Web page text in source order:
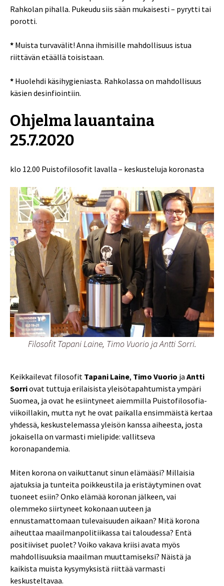
Rahkolan pihalla. Pukeudu siis sään mukaisesti – pyrytti tai
porotti.
* Muista turvavälit! Anna ihmisille mahdollisuus istua
riittävän etäällä toisistaan.
* Huolehdi käsihygieniasta. Rahkolassa on mahdollisuus
käsien desinfiointiin.
Ohjelma lauantaina
25.7.2020
klo 12.00 Puistofilosofit lavalla – keskusteluja koronasta
Filosofit Tapani Laine, Timo Vuorio ja Antti Sorri.
Keikkailevat filosofit Tapani Laine, Timo Vuorio ja Antti
Sorriovat tuttuja erilaisista yleisötapahtumista ympäri
Suomea, ja ovat he esiintyneet aiemmilla Puistofilosofia-
viikoillakin, mutta nyt he ovat paikalla ensimmäistä kertaa
yhdessä, keskustelemassa yleisön kanssa aiheesta, josta
jokaisella on varmasti mielipide: vallitseva
koronapandemia.
Miten korona on vaikuttanut sinun elämääsi? Millaisia
ajatuksia ja tunteita poikkeustila ja eristäytyminen ovat
tuoneet esiin? Onko elämää koronan jälkeen, vai
olemmeko siirtyneet kokonaan uuteen ja
ennustamattomaan tulevaisuuden aikaan? Mitä korona
aiheuttaa maailmanpolitiikassa tai taloudessa? Entä
positiiviset puolet? Voiko vakava kriisi avata myös
mahdollisuuksia maailman muuttamiseksi? Näistä ja
kaikista muista kysymyksistä riittää varmasti
keskusteltavaa.